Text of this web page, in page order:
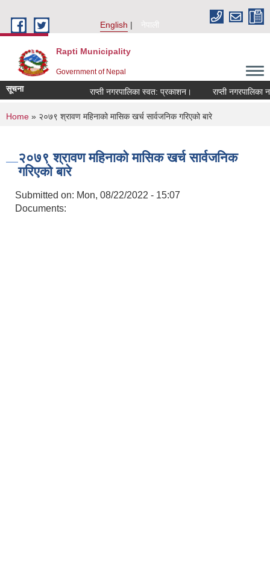
English
नेपाली
Rapti Municipality
Government of Nepal
सूचना राप्ती नगरपालिका स्वत: प्रकाशन। राप्ती नगरपालिका
You are here
Home » २०७९ श्रावण महिनाको मासिक खर्च सार्वजनिक गरिएको बारे
२०७९ श्रावण महिनाको मासिक खर्च सार्वजनिक
गरिएको बारे
Submitted on: Mon, 08/22/2022 - 15:07
Documents: